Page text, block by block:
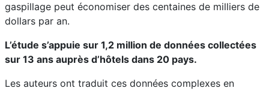
gaspillage peut économiser des centaines de milliers de
dollars par an.
L’étude s’appuie sur 1,2 million de données collectées
sur 13 ans auprès d’hôtels dans 20 pays.
Les auteurs ont traduit ces données complexes en